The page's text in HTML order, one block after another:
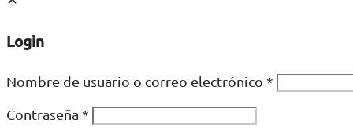
Login
Nombre de usuario o correo electrónico *
Contraseña *